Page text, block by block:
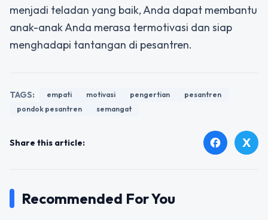
menjadi teladan yang baik, Anda dapat membantu
anak-anak Anda merasa termotivasi dan siap
menghadapi tantangan di pesantren.
TAGS: empati motivasi pengertian
pesantren
pondok pesantren
semangat
Share this article: facebook X
Recommended For You